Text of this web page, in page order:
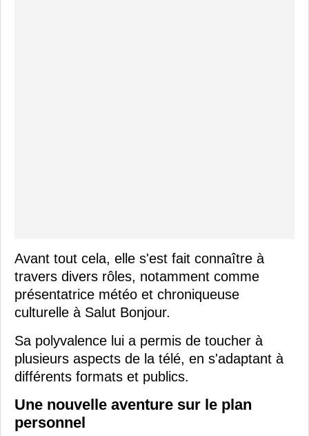
Avant tout cela, elle s'est fait connaître à
travers divers rôles, notamment comme
présentatrice météo et chroniqueuse
culturelle à Salut Bonjour.
Sa polyvalence lui a permis de toucher à
plusieurs aspects de la télé, en s'adaptant à
différents formats et publics.
Une nouvelle aventure sur le plan
personnel